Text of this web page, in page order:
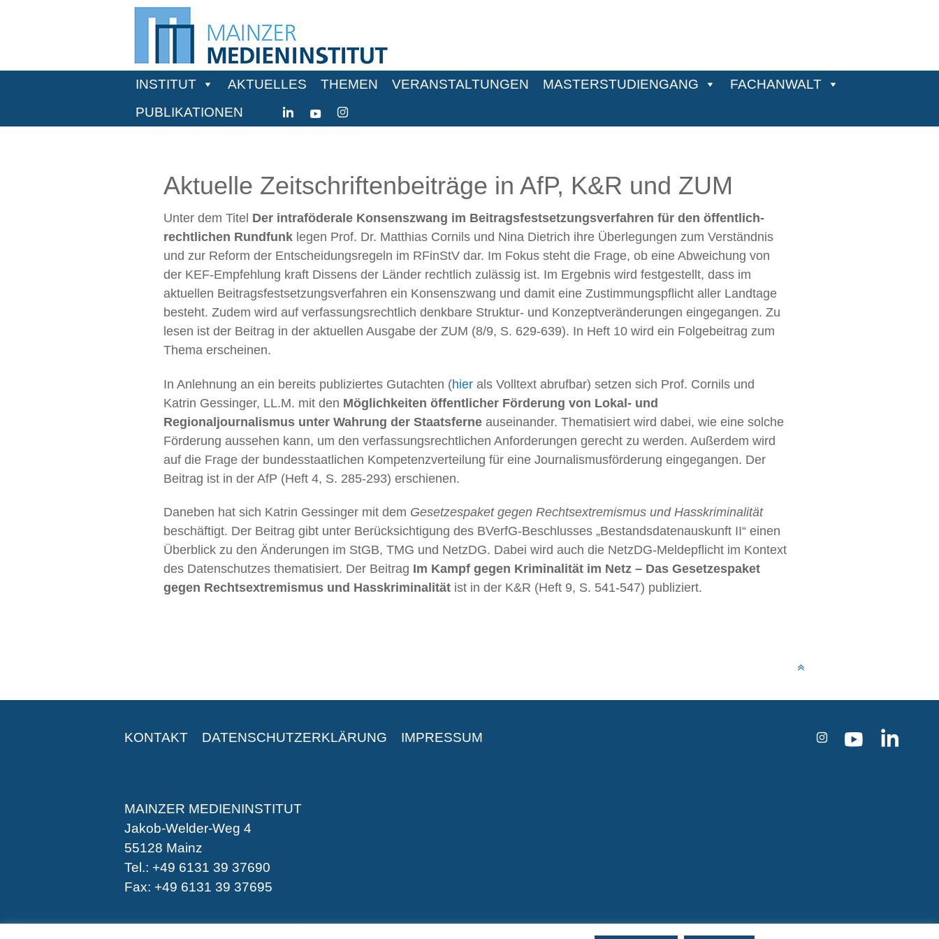
INSTITUT AKTUELLES THEMEN VERANSTALTUNGEN MASTERSTUDIENGANG
FACHANWALT
PUBLIKATIONEN
Aktuelle Zeitschriftenbeiträge in AfP, K&R und ZUM
Unter dem Titel Der intraföderale Konsenszwang im Beitragsfestsetzungsverfahren für den öffentlich-
rechtlichen Rundfunklegen Prof. Dr. Matthias Cornils und Nina Dietrich ihre Überlegungen zum Verständnis
und zur Reform der Entscheidungsregeln im RFinStV dar. Im Fokus steht die Frage, ob eine Abweichung von
der KEF-Empfehlung kraft Dissens der Länder rechtlich zulässig ist. Im Ergebnis wird festgestellt, dass im
aktuellen Beitragsfestsetzungsverfahren ein Konsenszwang und damit eine Zustimmungspflicht aller Landtage
besteht. Zudem wird auf verfassungsrechtlich denkbare Struktur- und Konzeptveränderungen eingegangen. Zu
lesen ist der Beitrag in der aktuellen Ausgabe der ZUM (8/9, S. 629-639). In Heft 10 wird ein Folgebeitrag zum
Thema erscheinen.
In Anlehnung an ein bereits publiziertes Gutachten (hierals Volltext abrufbar) setzen sich Prof. Cornils und
Katrin Gessinger, LL.M. mit den Möglichkeiten öffentlicher Förderung von Lokal- und
Regionaljournalismus unter Wahrung der Staatsferne auseinander. Thematisiert wird dabei, wie eine solche
Förderung aussehen kann, um den verfassungsrechtlichen Anforderungen gerecht zu werden. Außerdem wird
auf die Frage der bundesstaatlichen Kompetenzverteilung für eine Journalismusförderung eingegangen. Der
Beitrag ist in der AfP (Heft 4, S. 285-293) erschienen.
Daneben hat sich Katrin Gessinger mit dem Gesetzespaket gegen Rechtsextremismus und Hasskriminalität
beschäftigt. Der Beitrag gibt unter Berücksichtigung des BVerfG-Beschlusses „Bestandsdatenauskunft II“ einen
Überblick zu den Änderungen im StGB, TMG und NetzDG. Dabei wird auch die NetzDG-Meldepflicht im Kontext
des Datenschutzes thematisiert. Der Beitrag Im Kampf gegen Kriminalität im Netz – Das Gesetzespaket
gegen Rechtsextremismus und Hasskriminalitätist in der K&R (Heft 9, S. 541-547) publiziert.
KONTAKT DATENSCHUTZERKLÄRUNG IMPRESSUM
MAINZER MEDIENINSTITUT
Jakob-Welder-Weg 4
55128 Mainz
Tel.: +49 6131 39 37690
Fax: +49 6131 39 37695
-